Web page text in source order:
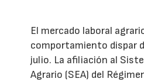
El mercado laboral
comportamiento dispar
julio. La afiliación al
Agrario (SEA) del